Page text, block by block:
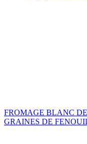
FROMAGE BLANC
GRAINES DE